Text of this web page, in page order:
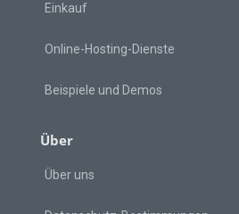
Einkauf
Online-Hosting-Dienste
Beispiele und Demos
Über
Über uns